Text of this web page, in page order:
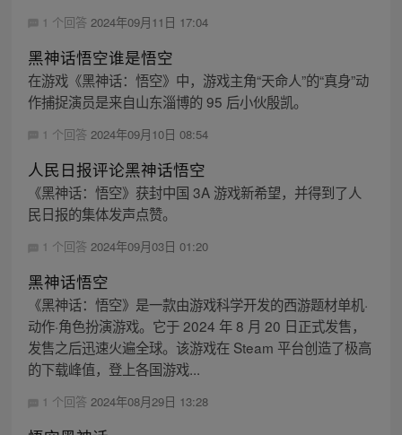
1 个回答 2024年09月11日 17:04
黑神话悟空谁是悟空
在游戏《黑神话：悟空》中，游戏主角“天命人”的“真身”动
作捕捉演员是来自山东淄博的 95 后小伙殷凯。
1 个回答 2024年09月10日 08:54
人民日报评论黑神话悟空
《黑神话：悟空》获封中国 3A 游戏新希望，并得到了人
民日报的集体发声点赞。
1 个回答 2024年09月03日 01:20
黑神话悟空
《黑神话：悟空》是一款由游戏科学开发的西游题材单机·
动作·角色扮演游戏。它于 2024 年 8 月 20 日正式发售，
发售之后迅速火遍全球。该游戏在 Steam 平台创造了极高
的下载峰值，登上各国游戏...
1 个回答 2024年08月29日 13:28